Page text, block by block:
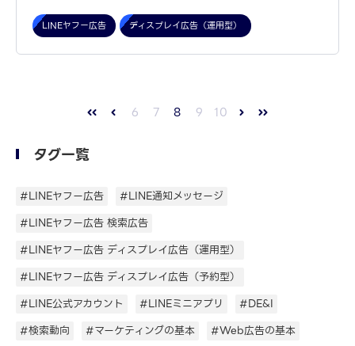
LINEヤフー広告 ディスプレイ広告（運用型）
6 7 8 9 10
タグ一覧
#LINEヤフー広告
#LINE通知メッセージ
#LINEヤフー広告 検索広告
#LINEヤフー広告 ディスプレイ広告（運用型）
#LINEヤフー広告 ディスプレイ広告（予約型）
#LINE公式アカウント
#LINEミニアプリ
#DE&I
#検索動向
#マーケティングの基本
#Web広告の基本